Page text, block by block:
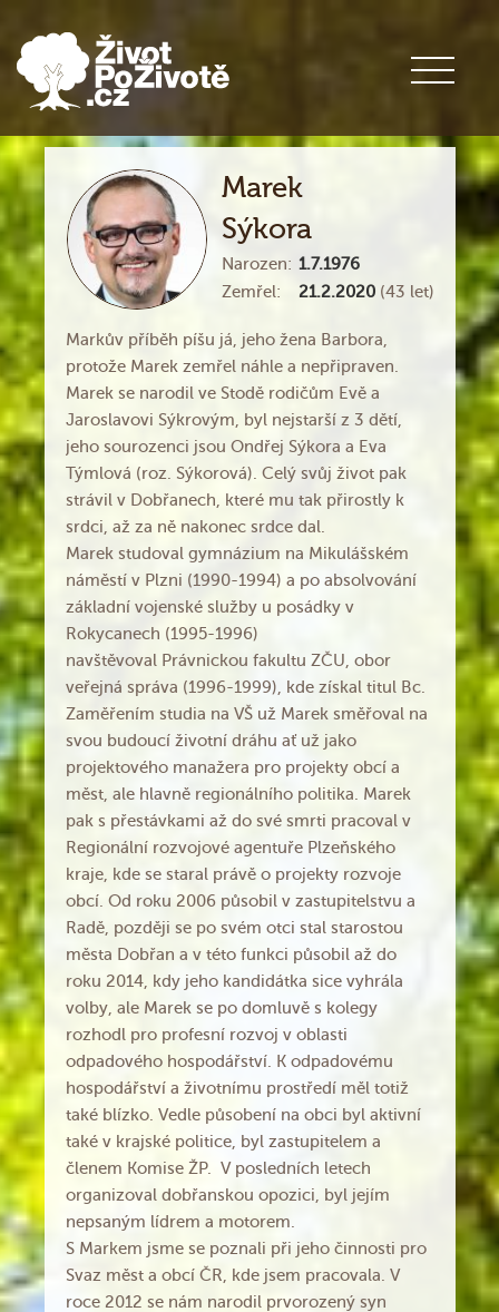
Marek
Sýkora
Narozen: 1.7.1976
Zemřel:
21.2.2020 (43 let)
Markův příběh píšu já, jeho žena Barbora,
protože Marek zemřel náhle a nepřipraven.
Marek se narodil ve Stodě rodičům Evě a
Jaroslavovi Sýkrovým, byl nejstarší z 3 dětí,
jeho sourozenci jsou Ondřej Sýkora a Eva
Týmlová (roz. Sýkorová). Celý svůj život pak
strávil v Dobřanech, které mu tak přirostly k
srdci, až za ně nakonec srdce dal.
Marek studoval gymnázium na Mikulášském
náměstí v Plzni (1990-1994) a po absolvování
základní vojenské služby u posádky v
Rokycanech (1995-1996)
navštěvoval Právnickou fakultu ZČU, obor
veřejná správa (1996-1999), kde získal titul Bc.
Zaměřením studia na VŠ už Marek směřoval na
svou budoucí životní dráhu ať už jako
projektového manažera pro projekty obcí a
měst, ale hlavně regionálního politika. Marek
pak s přestávkami až do své smrti pracoval v
Regionální rozvojové agentuře Plzeňského
kraje, kde se staral právě o projekty rozvoje
obcí. Od roku 2006 působil v zastupitelstvu a
Radě, později se po svém otci stal starostou
města Dobřan a v této funkci působil až do
roku 2014, kdy jeho kandidátka sice vyhrála
volby, ale Marek se po domluvě s kolegy
rozhodl pro profesní rozvoj v oblasti
odpadového hospodářství. K odpadovému
hospodářství a životnímu prostředí měl totiž
také blízko. Vedle působení na obci byl aktivní
také v krajské politice, byl zastupitelem a
členem Komise ŽP. V posledních letech
organizoval dobřanskou opozici, byl jejím
nepsaným lídrem a motorem.
S Markem jsme se poznali při jeho činnosti pro
Svaz měst a obcí ČR, kde jsem pracovala. V
roce 2012 se nám narodil prvorozený syn